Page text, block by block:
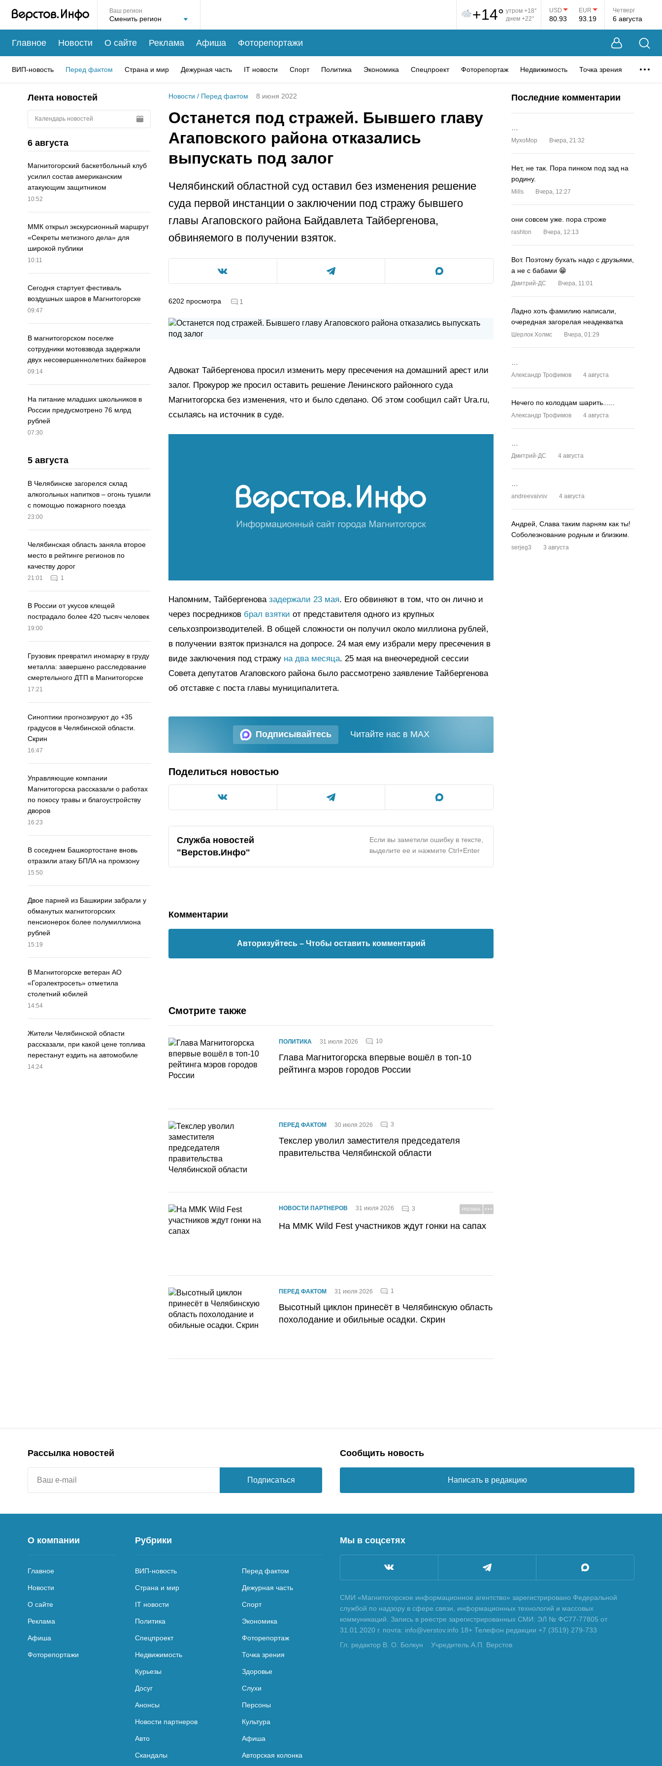
Ваш регион +14° утром +18°
днем +22°
USD
80.93
EUR
93.19
Четверг
6 августа
Главное Новости О сайте Реклама Афиша Фоторепортажи
ВИП-новость Перед фактом Страна и мир Дежурная часть IT новости Спорт Политика Экономика Спецпроект Фоторепортаж Недвижимость Точка зрения
Лента новостей
Календарь новостей
6 августа
Магнитогорский баскетбольный клуб
усилил состав американским
атакующим защитником
10:52
ММК открыл экскурсионный маршрут
«Секреты метизного дела» для
широкой публики
10:11
Сегодня стартует фестиваль
воздушных шаров в Магнитогорске
09:47
В магнитогорском поселке
сотрудники мотовзвода задержали
двух несовершеннолетних байкеров
09:14
На питание младших школьников в
России предусмотрено 76 млрд
рублей
07:30
5 августа
В Челябинске загорелся склад
алкогольных напитков – огонь тушили
с помощью пожарного поезда
23:00
Челябинская область заняла второе
место в рейтинге регионов по
качеству дорог
21:01 1
В России от укусов клещей
пострадало более 420 тысяч человек
19:00
Грузовик превратил иномарку в груду
металла: завершено расследование
смертельного ДТП в Магнитогорске
17:21
Синоптики прогнозируют до +35
градусов в Челябинской области.
Скрин
16:47
Управляющие компании
Магнитогорска рассказали о работах
по покосу травы и благоустройству
дворов
16:23
В соседнем Башкортостане вновь
отразили атаку БПЛА на промзону
15:50
Двое парней из Башкирии забрали у
обманутых магнитогорских
пенсионерок более полумиллиона
рублей
15:19
В Магнитогорске ветеран АО
«Горэлектросеть» отметила
столетний юбилей
14:54
Жители Челябинской области
рассказали, при какой цене топлива
перестанут ездить на автомобиле
14:24
Новости / Перед фактом 8 июня 2022
Останется под стражей. Бывшего главу
Агаповского района отказались
выпускать под залог
Челябинский областной суд оставил без изменения решение
суда первой инстанции о заключении под стражу бывшего
главы Агаповского района Байдавлета Тайбергенова,
обвиняемого в получении взяток.
6202 просмотра 1
Адвокат Тайбергенова просил изменить меру пресечения на домашний арест или
залог. Прокурор же просил оставить решение Ленинского районного суда
Магнитогорска без изменения, что и было сделано. Об этом сообщил сайт Ura.ru,
ссылаясь на источник в суде.
Напомним, Тайбергенова задержали 23 мая. Его обвиняют в том, что он лично и
через посредников брал взятки от представителя одного из крупных
сельхозпроизводителей. В общей сложности он получил около миллиона рублей,
в получении взяток признался на допросе. 24 мая ему избрали меру пресечения в
виде заключения под стражу на два месяца. 25 мая на внеочередной сессии
Совета депутатов Агаповского района было рассмотрено заявление Тайбергенова
об отставке с поста главы муниципалитета.
Подписывайтесь Читайте нас в MAX
Поделиться новостью
Служба новостей
"Верстов.Инфо"
Если вы заметили ошибку в тексте,
выделите ее и нажмите Ctrl+Enter
Комментарии
Авторизуйтесь – Чтобы оставить комментарий
Смотрите также
ПОЛИТИКА 31 июля 2026 10
Глава Магнитогорска впервые вошёл в топ-10
рейтинга мэров городов России
ПЕРЕД ФАКТОМ 30 июля 2026 3
Текслер уволил заместителя председателя
правительства Челябинской области
НОВОСТИ ПАРТНЕРОВ 31 июля 2026 3 РЕКЛАМА
На MMK Wild Fest участников ждут гонки на сапах
ПЕРЕД ФАКТОМ 31 июля 2026 1
Высотный циклон принесёт в Челябинскую область
похолодание и обильные осадки. Скрин
Последние комментарии
MyxoMop Вчера, 21:32
Нет, не так. Пора пинком под зад на
родину.
Mills Вчера, 12:27
они совсем уже. пора строже
rashton Вчера, 12:13
Вот. Поэтому бухать надо с друзьями,
а не с бабами 😁
Дмитрий-ДС Вчера, 11:01
Ладно хоть фамилию написали,
очередная загорелая неадекватка
Шерлок Холмс Вчера, 01:29
Александр Трофимов 4 августа
Нечего по колодцам шарить......
Александр Трофимов 4 августа
Дмитрий-ДС 4 августа
andreevaivsv 4 августа
Андрей, Слава таким парням как ты!
Соболезнование родным и близким.
serjeg3 3 августа
Рассылка новостей
Подписаться
Сообщить новость
Написать в редакцию
О компании
Главное
Новости
О сайте
Реклама
Афиша
Фоторепортажи
Рубрики
ВИП-новость Перед фактом
Страна и мир Дежурная часть
IT новости Спорт
Политика Экономика
Спецпроект Фоторепортаж
Недвижимость Точка зрения
Курьезы Здоровье
Досуг Слухи
Анонсы Персоны
Новости партнеров Культура
Авто Афиша
Скандалы Авторская колонка
Мы в соцсетях
СМИ «Магнитогорское информационное агентство» зарегистрировано Федеральной
службой по надзору в сфере связи, информационных технологий и массовых
коммуникаций. Запись в реестре зарегистрированных СМИ: ЭЛ № ФС77-77805 от
31.01.2020 г. почта: info@verstov.info 18+ Телефон редакции +7 (3519) 279-733
Гл. редактор В. О. Болкун
Учредитель А.П. Верстов